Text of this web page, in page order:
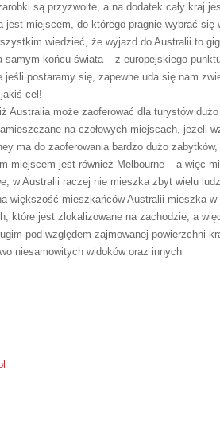
są przyzwoite, a na dodatek cały kraj
jest miejscem, do którego pragnie wybrać
wiedzieć, że wyjazd do Australii to
samym końcu świata – z europejskiego
jeśli postaramy się, zapewne uda się nam
cel!
Australia może zaoferować dla turystów
na czołowych miejscach, jeżeli
ma do zaoferowania bardzo dużo
miejscem jest również Melbourne – a więc
w Australii raczej nie mieszka zbyt wielu
większość mieszkańców Australii mieszka
które jest zlokalizowane na zachodzie, a
pod względem zajmowanej powierzchni
niesamowitych widoków oraz innych